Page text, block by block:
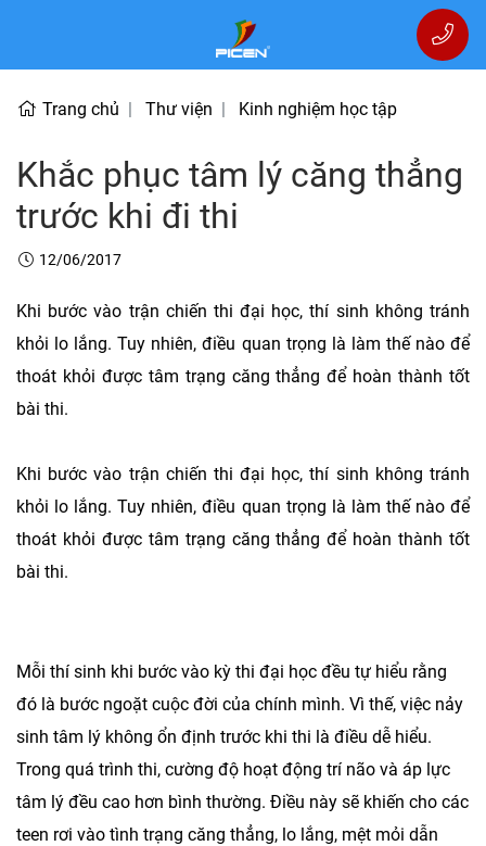
Trang chủ Thư viện Kinh nghiệm học tập
Khắc phục tâm lý căng thẳng
trước khi đi thi
12/06/2017
Khi bước vào trận chiến thi đại học, thí sinh không tránh
khỏi lo lắng. Tuy nhiên, điều quan trọng là làm thế nào để
thoát khỏi được tâm trạng căng thẳng để hoàn thành tốt
bài thi.
Khi bước vào trận chiến thi đại học, thí sinh không tránh
khỏi lo lắng. Tuy nhiên, điều quan trọng là làm thế nào để
thoát khỏi được tâm trạng căng thẳng để hoàn thành tốt
bài thi.
Mỗi thí sinh khi bước vào kỳ thi đại học đều tự hiểu rằng
đó là bước ngoặt cuộc đời của chính mình. Vì thế, việc nảy
sinh tâm lý không ổn định trước khi thi là điều dễ hiểu.
Trong quá trình thi, cường độ hoạt động trí não và áp lực
tâm lý đều cao hơn bình thường. Điều này sẽ khiến cho các
teen rơi vào tình trạng căng thẳng, lo lắng, mệt mỏi dẫn